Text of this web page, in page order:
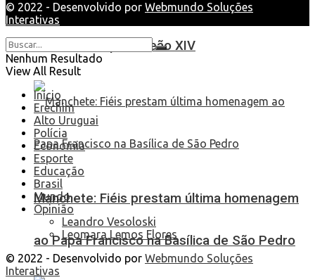
Habemus Papam: Leão XIV
Manchete: Fiéis prestam última homenagem
ao Papa Francisco na Basílica de São Pedro
© 2022 - Desenvolvido por Webmundo Soluções
Interativas
Nenhum Resultado
View All Result
Início
Erechim
Alto Uruguai
Polícia
Economia
Esporte
Educação
Brasil
Mundo
Opinião
Leandro Vesoloski
Leomara Lemos Flores
© 2022 - Desenvolvido por Webmundo Soluções
Interativas